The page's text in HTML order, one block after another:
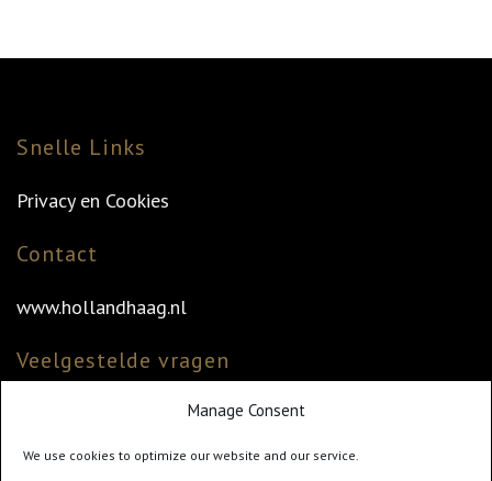
Manage Consent
We use cookies to optimize our website and our service.
Snelle Links
Privacy en Cookies
Contact
www.hollandhaag.nl
Veelgestelde vragen
Veelgestelde vragen